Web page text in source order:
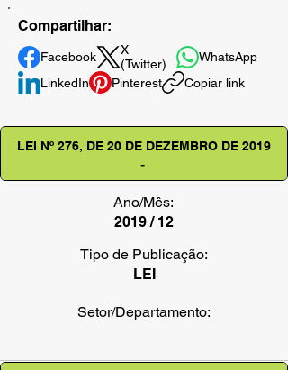
Compartilhar:
Facebook
X
(Twitter)
WhatsApp
LinkedIn
Pinterest Copiar link
LEI Nº 276, DE 20 DE DEZEMBRO DE 2019
-
Ano/Mês:
2019 / 12
Tipo de Publicação:
LEI
Setor/Departamento: